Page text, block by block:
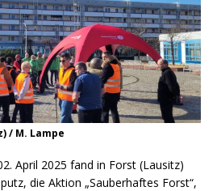
/ M. Lampe
April 2025 fand in Forst (Lausitz)
die Aktion „Sauberhaftes Forst“,